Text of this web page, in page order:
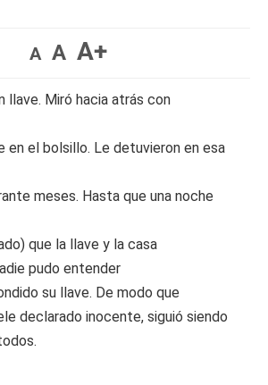
A A A+
llave. Miró hacia atrás con
en el bolsillo. Le detuvieron en esa
meses. Hasta que una noche
que la llave y la casa
pudo entender
su llave. De modo que
declarado inocente, siguió siendo